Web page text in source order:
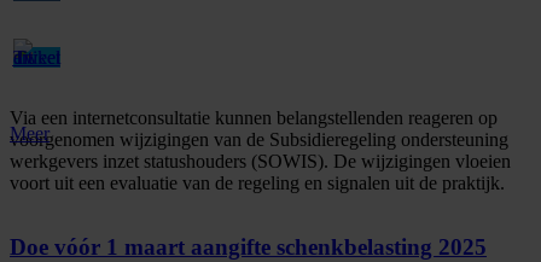
Via een internetconsultatie kunnen belangstellenden reageren op
voorgenomen wijzigingen van de Subsidieregeling ondersteuning
werkgevers inzet statushouders (SOWIS). De wijzigingen vloeien
voort uit een evaluatie van de regeling en signalen uit de praktijk.
Meer
Doe vóór 1 maart aangifte schenkbelasting 2025